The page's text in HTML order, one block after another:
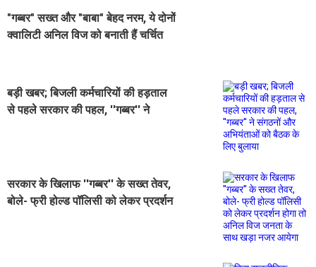
"गब्बर" सख्त और "बाबा" बेहद नरम, ये दोनों
क्वालिटी अनिल विज को बनाती हैं चर्चित
बड़ी खबर; बिजली कर्मचारियों की हड़ताल
से पहले सरकार की पहल, ''गब्बर'' ने
सरकार के खिलाफ ''गब्बर'' के सख्त तेवर,
बोले- फ्री होल्ड पॉलिसी को लेकर प्रदर्शन